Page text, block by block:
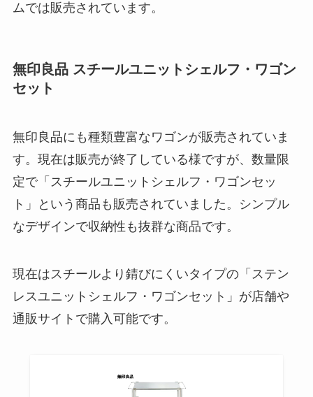
ムでは販売されています。
無印良品 スチールユニットシェルフ・ワゴン
セット
無印良品にも種類豊富なワゴンが販売されていま
す。現在は販売が終了している様ですが、数量限
定で「スチールユニットシェルフ・ワゴンセッ
ト」という商品も販売されていました。シンプル
なデザインで収納性も抜群な商品です。
現在はスチールより錆びにくいタイプの「ステン
レスユニットシェルフ・ワゴンセット」が店舗や
通販サイトで購入可能です。